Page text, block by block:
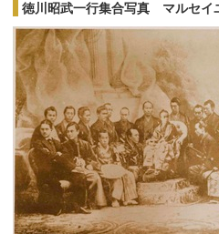
徳川昭武一行集合写真 マルセ